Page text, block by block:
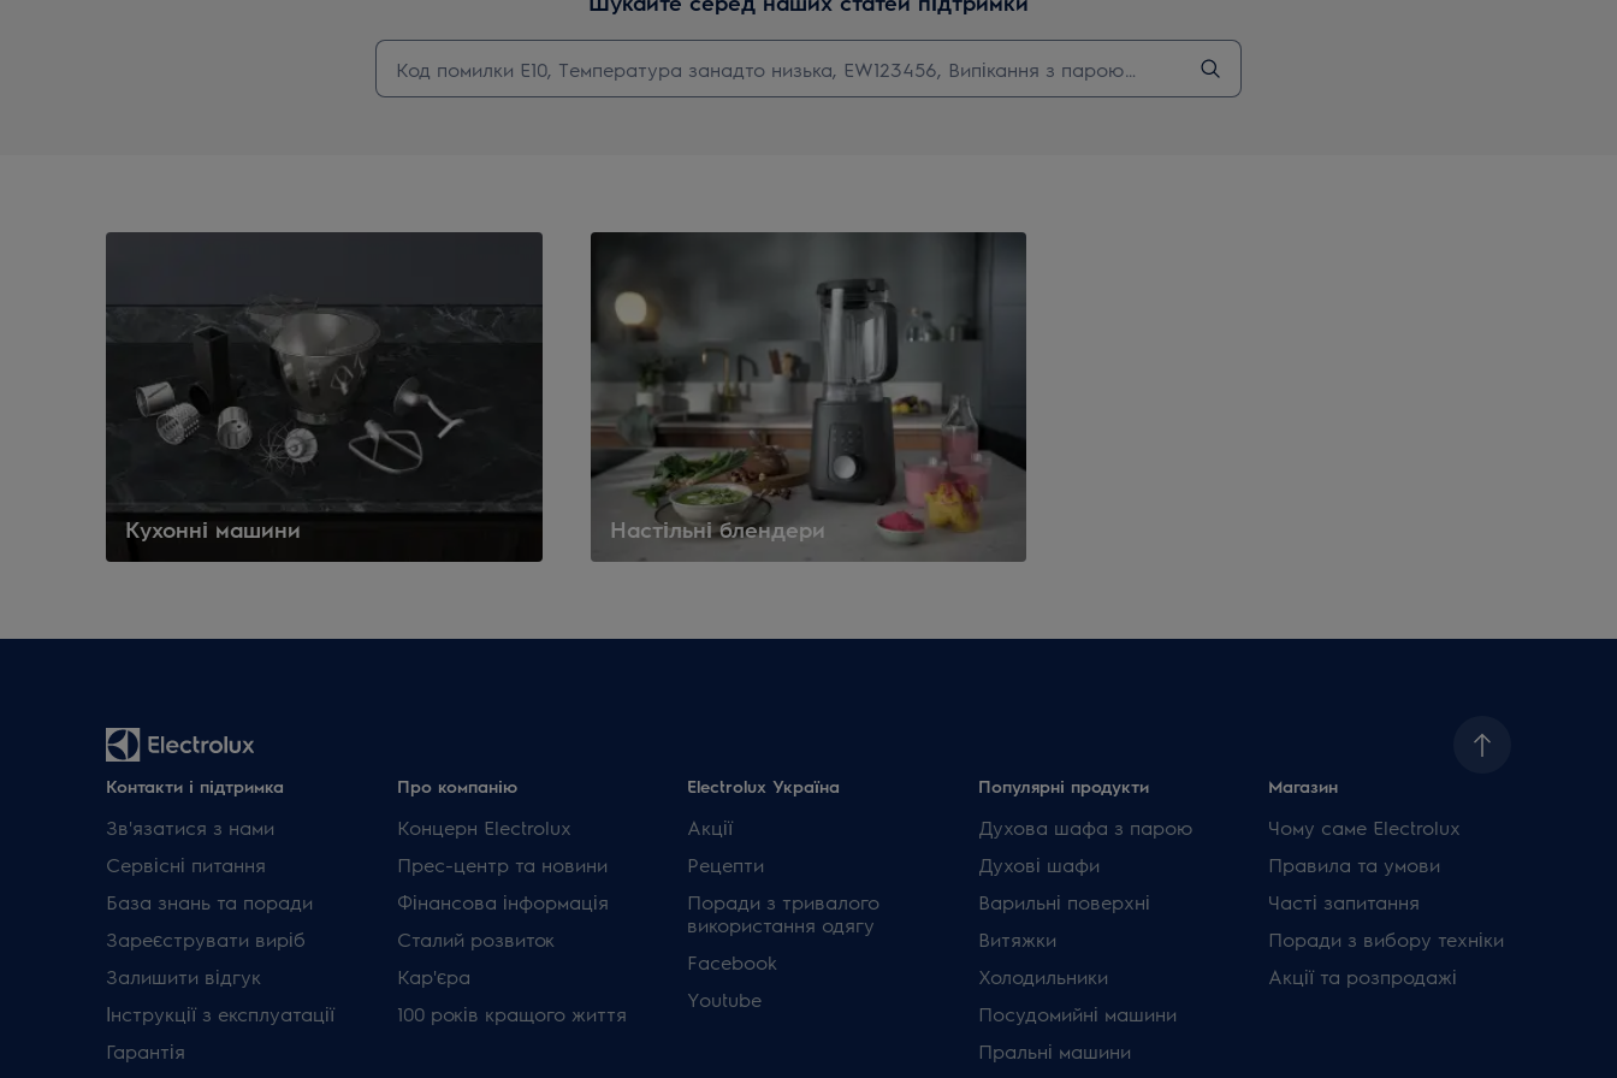
Кухонні машини Настільні блендери
Контакти і підтримка
Зв'язатися з нами
Сервісні питання
База знань та поради
Зареєструвати виріб
Залишити відгук
Інструкції з експлуатації
Гарантія
Про компанію
Концерн Electrolux
Прес-центр та новини
Фінансова інформація
Сталий розвиток
Кар'єра
100 років кращого життя
Electrolux Україна
Акції
Рецепти
Поради з тривалого
використання одягу
Facebook
Youtube
Популярні продукти
Духова шафа з парою
Духові шафи
Варильні поверхні
Витяжки
Холодильники
Посудомийні машини
Пральні машини
Магазин
Чому саме Electrolux
Правила та умови
Часті запитання
Поради з вибору техніки
Акції та розпродажі